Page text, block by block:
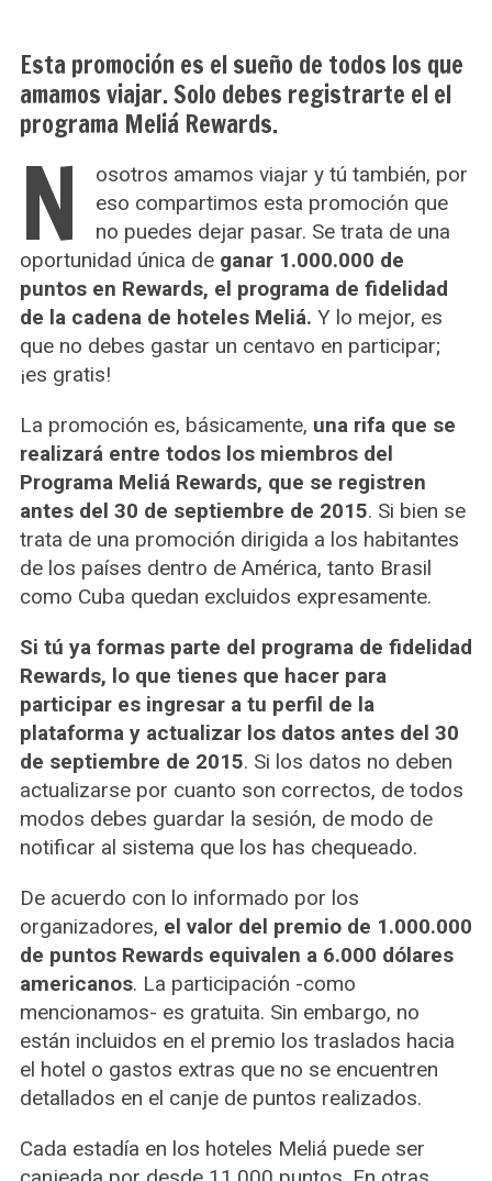
Esta promoción es el sueño de todos los que
amamos viajar. Solo debes registrarte el el
programa Meliá Rewards.
N
osotros amamos viajar y tú también, por
eso compartimos esta promoción que
no puedes dejar pasar. Se trata de una
oportunidad única de ganar 1.000.000 de
puntos en Rewards, el programa de fidelidad
de la cadena de hoteles Meliá. Y lo mejor, es
que no debes gastar un centavo en participar;
¡es gratis!
La promoción es, básicamente, una rifa que se
realizará entre todos los miembros del
Programa Meliá Rewards, que se registren
antes del 30 de septiembre de 2015. Si bien se
trata de una promoción dirigida a los habitantes
de los países dentro de América, tanto Brasil
como Cuba quedan excluidos expresamente.
Si tú ya formas parte del programa de fidelidad
Rewards, lo que tienes que hacer para
participar es ingresar a tu perfil de la
plataforma y actualizar los datos antes del 30
de septiembre de 2015. Si los datos no deben
actualizarse por cuanto son correctos, de todos
modos debes guardar la sesión, de modo de
notificar al sistema que los has chequeado.
De acuerdo con lo informado por los
organizadores, el valor del premio de 1.000.000
de puntos Rewards equivalen a 6.000 dólares
americanos. La participación -como
mencionamos- es gratuita. Sin embargo, no
están incluidos en el premio los traslados hacia
el hotel o gastos extras que no se encuentren
detallados en el canje de puntos realizados.
Cada estadía en los hoteles Meliá puede ser